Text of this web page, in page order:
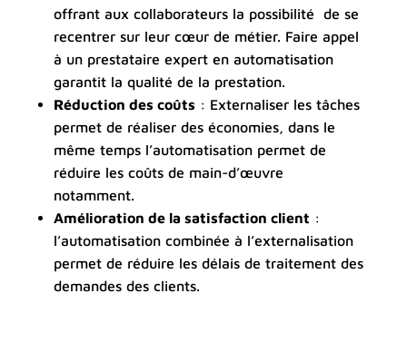
offrant aux collaborateurs la possibilité de se
recentrer sur leur cœur de métier. Faire appel
à un prestataire expert en automatisation
garantit la qualité de la prestation.
Réduction des coûts : Externaliser les tâches
permet de réaliser des économies, dans le
même temps l’automatisation permet de
réduire les coûts de main-d’œuvre
notamment.
Amélioration de la satisfaction client :
l’automatisation combinée à l’externalisation
permet de réduire les délais de traitement des
demandes des clients.